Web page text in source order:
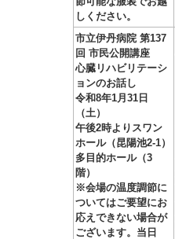
しください。
市立伊丹病院 第137
回 市民公開講座
心臓リハビリテーシ
ョンのお話し
令和8年1月31日
（土）
午後2時よりスワン
ホール（昆陽池2-1）
多目的ホール（3
階）
※会場の温度調節に
ついてはご要望にお
応えできない場合が
ございます。当日